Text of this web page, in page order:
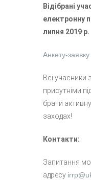
Відібрані
електронну
липня 2019 р.
Анкету-
Всі учасники
присутніми
брати
заходах!
Контакти:
Запитання
адресу